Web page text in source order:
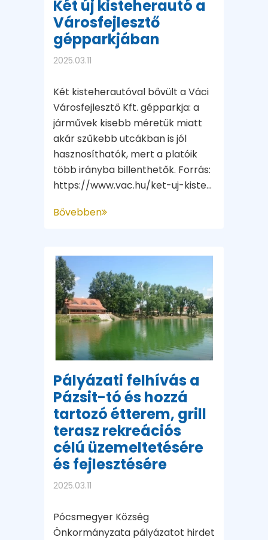
Két új kisteherautó a
Városfejlesztő
gépparkjában
2025.03.11
Két kisteherautóval bővült a Váci
Városfejlesztő Kft. gépparkja: a
járművek kisebb méretük miatt
akár szűkebb utcákban is jól
hasznosíthatók, mert a platóik
több irányba billenthetők. Forrás:
https://www.vac.hu/ket-uj-kiste...
Bővebben
Pályázati felhívás a
Pázsit-tó és hozzá
tartozó étterem, grill
terasz rekreációs
célú üzemeltetésére
és fejlesztésére
2025.03.11
Pócsmegyer Község
Önkormányzata pályázatot hirdet